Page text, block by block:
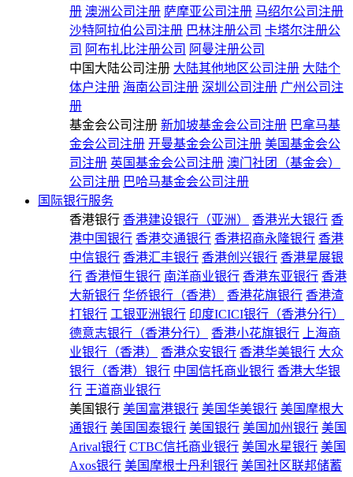
册 澳洲公司注册 萨摩亚公司注册 马绍尔公司注册
沙特阿拉伯公司注册 巴林注册公司 卡塔尔注册公
司 阿布扎比注册公司 阿曼注册公司
中国大陆公司注册 大陆其他地区公司注册 大陆个
体户注册 海南公司注册 深圳公司注册 广州公司注
册
基金会公司注册 新加坡基金会公司注册 巴拿马基
金会公司注册 开曼基金会公司注册 美国基金会公
司注册 英国基金会公司注册 澳门社团（基金会）
公司注册 巴哈马基金会公司注册
国际银行服务
香港银行 香港建设银行（亚洲） 香港光大银行 香
港中国银行 香港交通银行 香港招商永隆银行 香港
中信银行 香港汇丰银行 香港创兴银行 香港星展银
行 香港恒生银行 南洋商业银行 香港东亚银行 香港
大新银行 华侨银行（香港） 香港花旗银行 香港渣
打银行 工银亚洲银行 印度ICICI银行（香港分行）
德意志银行（香港分行）
香港小花旗银行
上海商
业银行（香港）
香港众安银行 香港华美银行 大众
银行（香港）银行 中国信托商业银行 香港大华银
行 王道商业银行
美国银行 美国富港银行 美国华美银行 美国摩根大
通银行 美国国泰银行 美国银行 美国加州银行 美国
Arival银行 CTBC信托商业银行 美国水星银行 美国
Axos银行 美国摩根士丹利银行 美国社区联邦储蓄